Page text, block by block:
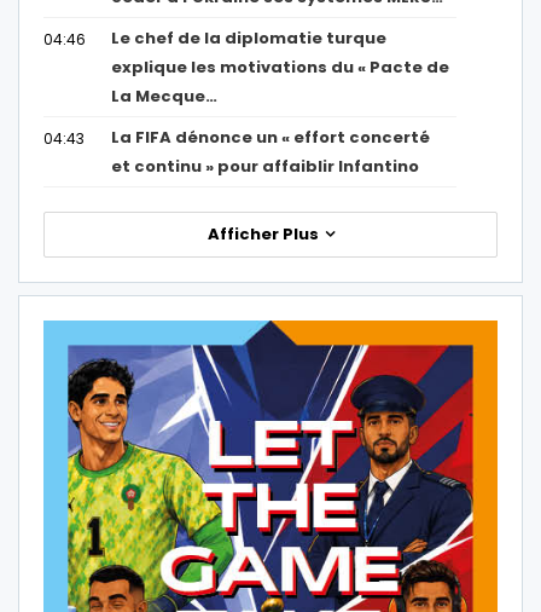
04:46
Le chef de la diplomatie turque
explique les motivations du « Pacte de
La Mecque…
04:43
La FIFA dénonce un « effort concerté
et continu » pour affaiblir Infantino
Afficher Plus